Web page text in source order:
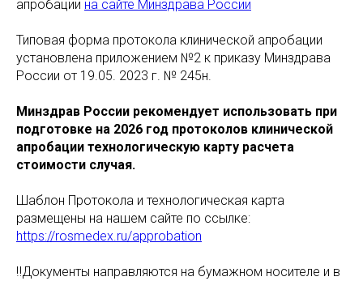
апробации на сайте Минздрава России
Типовая форма протокола клинической апробации
установлена приложением №2 к приказу Минздрава
России от 19.05. 2023 г. № 245н.
Минздрав России рекомендует использовать при
подготовке на 2026 год протоколов клинической
апробации технологическую карту расчета
стоимости случая.
Шаблон Протокола и технологическая карта
размещены на нашем сайте по ссылке:
https://rosmedex.ru/approbation
‼️Документы направляются на бумажном носителе и в